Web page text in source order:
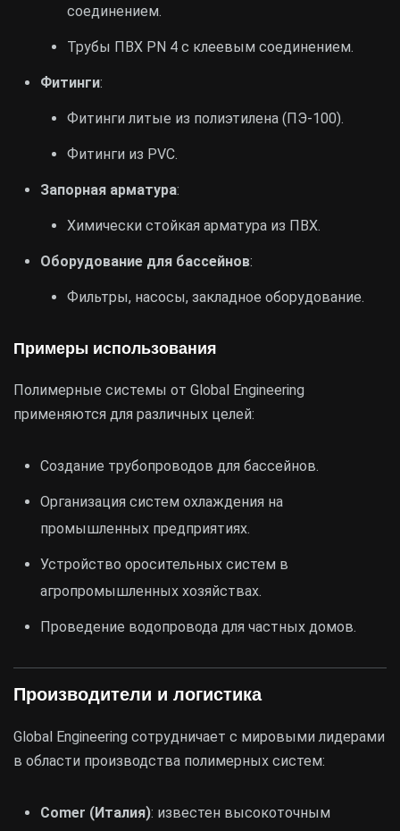
соединением.
Трубы ПВХ PN 4 с клеевым соединением.
Фитинги:
Фитинги литые из полиэтилена (ПЭ-100).
Фитинги из PVC.
Запорная арматура:
Химически стойкая арматура из ПВХ.
Оборудование для бассейнов:
Фильтры, насосы, закладное оборудование.
Примеры использования
Полимерные системы от Global Engineering
применяются для различных целей:
Создание трубопроводов для бассейнов.
Организация систем охлаждения на
промышленных предприятиях.
Устройство оросительных систем в
агропромышленных хозяйствах.
Проведение водопровода для частных домов.
Производители и логистика
Global Engineering сотрудничает с мировыми лидерами
в области производства полимерных систем:
Comer (Италия): известен высокоточным